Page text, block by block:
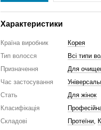
Характеристики
Країна виробник
Корея
Тип волосся
Всі типи
Призначення
Для
Час застосування
Стать
Для жінок
Класифікація
Складові
Протеїни,